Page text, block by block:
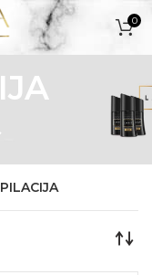
0